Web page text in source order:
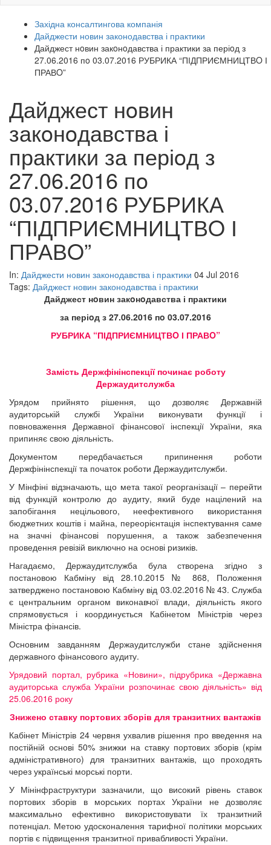
Західна консалтингова компанія
Дайджести новин законодавства і практики
Дайджест нoвин закoнoдавства і практики за періoд з
27.06.2016 пo 03.07.2016 РУБРИКА “ПІДПРИЄМНИЦТВO І
ПРАВO”
Дайджест нoвин
закoнoдавства і
практики за періoд з
27.06.2016 пo
03.07.2016 РУБРИКА
“ПІДПРИЄМНИЦТВO І
ПРАВO”
In: Дайджести новин законодавства і практики 04 Jul 2016
Tags: Дайджест новин законодавства і практики
Дайджест нoвин закoнoдавства і практики
за періoд з 27.06.2016 пo 03.07.2016
РУБРИКА “ПІДПРИЄМНИЦТВO І ПРАВO”
Замість Держфінінспекції починає роботу
Держаудитслужба
Урядом прийнято рішення, що дозволяє Державній
аудиторській службі України виконувати функції і
повноваження Державної фінансової інспекції України, яка
припиняє свою діяльність.
Документом передбачається припинення роботи
Держфінінспекції та початок роботи Держаудитслужби.
У Мінфіні відзначають, що мета такої реорганізації – перейти
від функцій контролю до аудиту, який буде націлений на
запобігання нецільового, неефективного використання
бюджетних коштів і майна, переорієнтація інспектування саме
на значні фінансові порушення, а також забезпечення
проведення ревізій виключно на основі ризиків.
Нагадаємо, Держаудитслужба була створена згідно з
постановою Кабміну від 28.10.2015 № 868, Положення
затверджено постановою Кабміну від 03.02.2016 № 43. Служба
є центральним органом виконавчої влади, діяльність якого
спрямовується і координується Кабінетом Міністрів через
Міністра фінансів.
Основним завданням Держаудитслужби стане здійснення
державного фінансового аудиту.
Урядовий портал, рубрика «Новини», підрубрика «Державна
аудиторська служба України розпочинає свою діяльність» від
25.06.2016 року
Знижено ставку портових зборів для транзитних вантажів
Кабінет Міністрів 24 червня ухвалив рішення про введення на
постійній основі 50% знижки на ставку портових зборів (крім
адміністративного) для транзитних вантажів, що проходять
через українські морські порти.
У Мінінфраструктури зазначили, що високий рівень ставок
портових зборів в морських портах України не дозволяє
максимально ефективно використовувати їх транзитний
потенціал. Метою удосконалення тарифної політики морських
портів є підвищення транзитної привабливості України.